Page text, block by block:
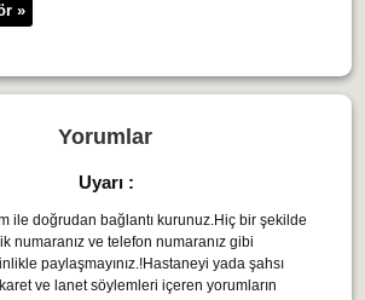
»
Yorumlar
Uyarı :
ile doğrudan bağlantı kurunuz.Hiç bir şekilde
numaranız ve telefon numaranız gibi
paylaşmayınız.!Hastaneyi yada şahsı
ve lanet söylemleri içeren yorumların